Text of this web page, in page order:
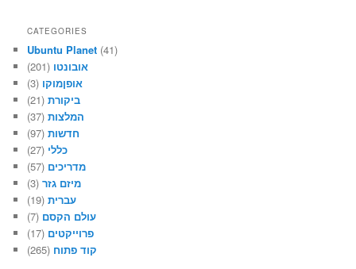
CATEGORIES
Ubuntu Planet (41)
אובונטו (201)
אופןמוקו (3)
ביקורת(21)
המלצות(37)
חדשות(97)
כללי (27)
מדריכים (57)
מיזם גזר(3)
עברית(19)
עולם הקסם (7)
פרוייקטים (17)
קוד פתוח (265)